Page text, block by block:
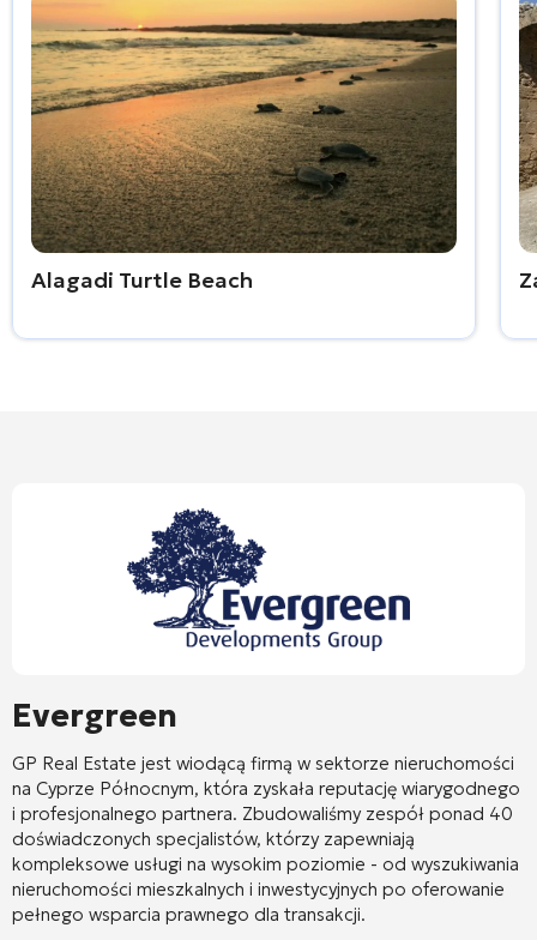
Alagadi Turtle Beach
Evergreen
GP Real Estate jest wiodącą firmą w sektorze nieruchomości
na Cyprze Północnym, która zyskała reputację wiarygodnego
i profesjonalnego partnera. Zbudowaliśmy zespół ponad 40
doświadczonych specjalistów, którzy zapewniają
kompleksowe usługi na wysokim poziomie - od wyszukiwania
nieruchomości mieszkalnych i inwestycyjnych po oferowanie
pełnego wsparcia prawnego dla transakcji.